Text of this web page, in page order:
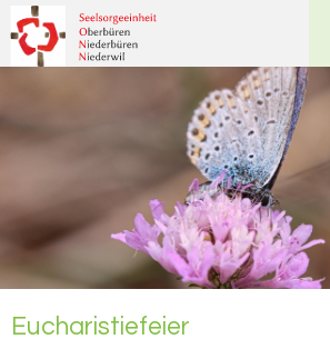
Eu­cha­ris­tie­fei­er